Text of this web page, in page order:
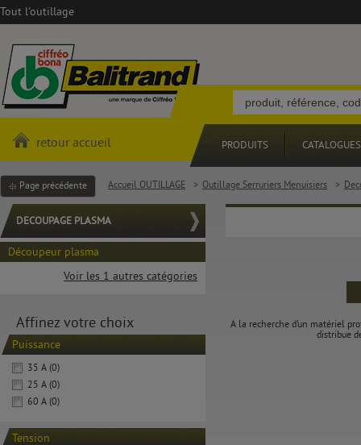
Tout l'outillage
retour accueil PRODUITS CATALOGUES
Page précédente Accueil OUTILLAGE > Outillage Serruriers Menuisiers >
DECOUPAGE PLASMA
Découpeur plasma
Voir les 1 autres catégories
Affinez votre choix
Puissance
35 A (0)
25 A (0)
60 A (0)
Tension
A la recherche d’un matériel
distribue